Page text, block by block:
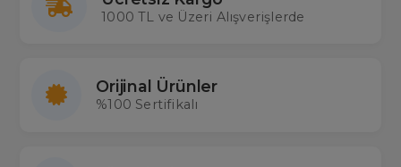
1000 TL ve Üzeri Alışverişlerde
Orijinal Ürünler
%100 Sertifikalı